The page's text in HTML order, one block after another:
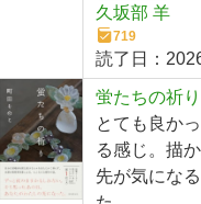
久坂部 羊
719
読了日：
蛍たちの祈り
とても良か
る感じ。描
先が気にな